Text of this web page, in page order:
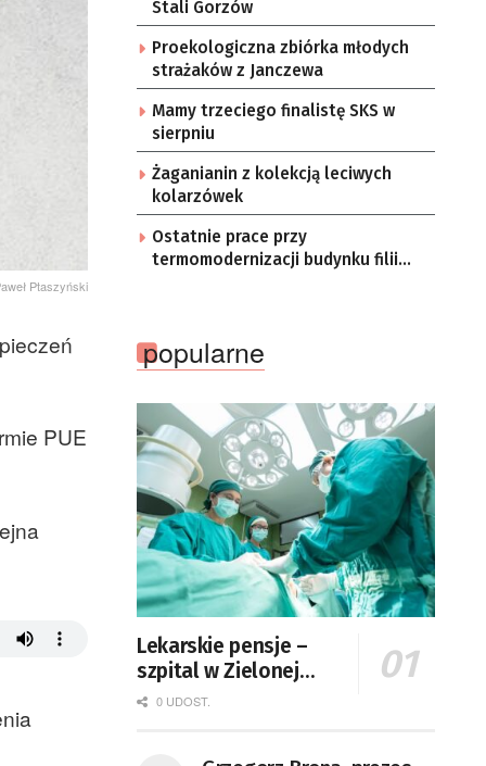
Ptaszyński
PUE
Stali Gorzów
Proekologiczna zbiórka młodych
strażaków z Janczewa
Mamy trzeciego finalistę SKS w
sierpniu
Żaganianin z kolekcją leciwych
kolarzówek
Ostatnie prace przy
termomodernizacji budynku filii
popularne
Lekarskie pensje –
szpital w Zielonej
Górze podaje dane
0 UDOST.